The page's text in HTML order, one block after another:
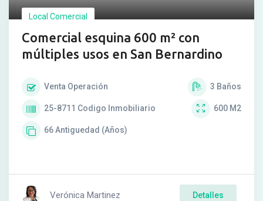
Local Comercial
Comercial esquina 600 m² con
múltiples usos en San Bernardino
Venta Operación 3 Baños
25-8711 Codigo Inmobiliario 600 M2
66Antiguedad (Años)
Verónica Martinez Detalles